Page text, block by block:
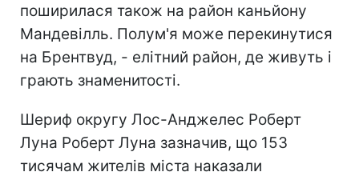
поширилася також на район каньйону
Мандевілль. Полум'я може перекинутися
на Брентвуд, - елітний район, де живуть і
грають знаменитості.
Шериф округу Лос-Анджелес Роберт
Луна Роберт Луна зазначив, що 153
тисячам жителів міста наказали